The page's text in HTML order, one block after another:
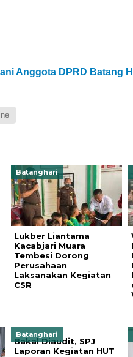
Anggota DPRD Batang
Batanghari
Lukber Liantama
Kacabjari Muara
Tembesi Dorong
Perusahaan
Laksanakan Kegiatan
CSR
Batanghari
Bakal Diaudit, SPJ
Laporan Kegiatan HUT